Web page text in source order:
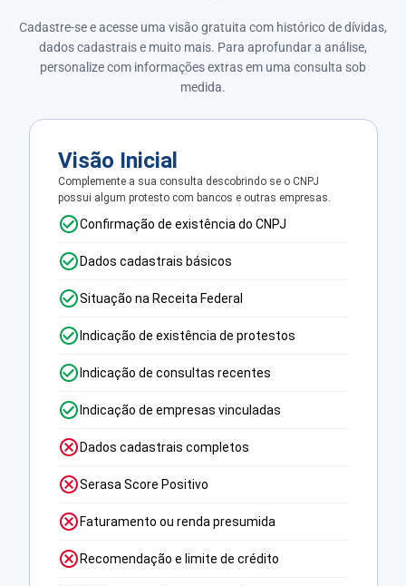
Cadastre-se e acesse uma visão gratuita com histórico de dívidas,
dados cadastrais e muito mais. Para aprofundar a análise,
personalize com informações extras em uma consulta sob
medida.
Visão Inicial
Complemente a sua consulta descobrindo se o CNPJ
possui algum protesto com bancos e outras empresas.
Confirmação de existência do CNPJ
Dados cadastrais básicos
Situação na Receita Federal
Indicação de existência de protestos
Indicação de consultas recentes
Indicação de empresas vinculadas
Dados cadastrais completos
Serasa Score Positivo
Faturamento ou renda presumida
Recomendação e limite de crédito